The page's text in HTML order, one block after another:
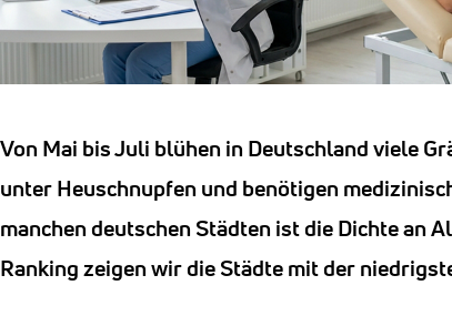
Von Mai bis Juli blühen in Deutschland viele
unter Heuschnupfen und benötigen
manchen deutschen Städten ist die Dichte an
Ranking zeigen wir die Städte mit der